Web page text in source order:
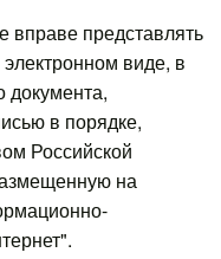
вправе представлять
виде, в
документа,
в порядке,
Российской
на